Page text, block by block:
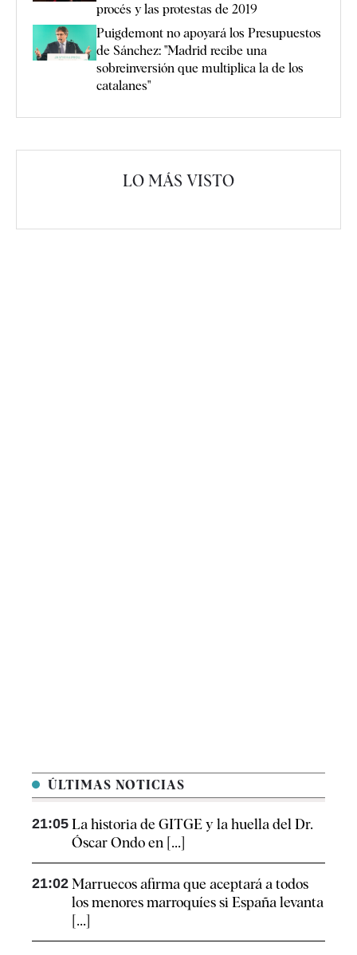
procés y las protestas de 2019
Puigdemont no apoyará los Presupuestos
de Sánchez: "Madrid recibe una
sobreinversión que multiplica la de los
catalanes"
LO MÁS VISTO
ÚLTIMAS NOTICIAS
21:05 La historia de GITGE y la huella del Dr.
Óscar Ondo en [...]
21:02 Marruecos afirma que aceptará a todos
los menores marroquíes si España levanta
[...]